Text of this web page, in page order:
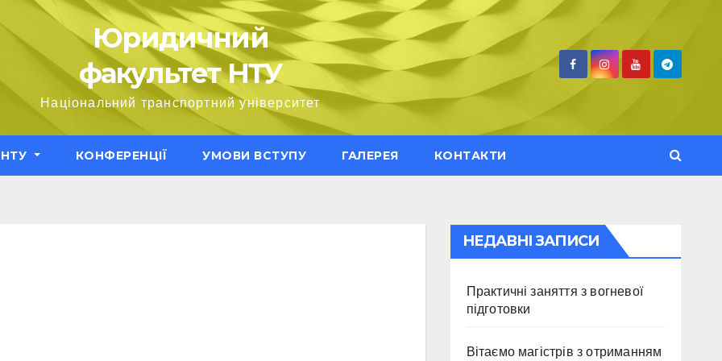
Юридичний
факультет НТУ
Національний транспортний університет
КОНФЕРЕНЦІЇ УМОВИ ВСТУПУ ГАЛЕРЕЯ КОНТАКТИ
НЕДАВНІ ЗАПИСИ
Практичні заняття з вогневої
підготовки
Вітаємо магістрів з отриманням